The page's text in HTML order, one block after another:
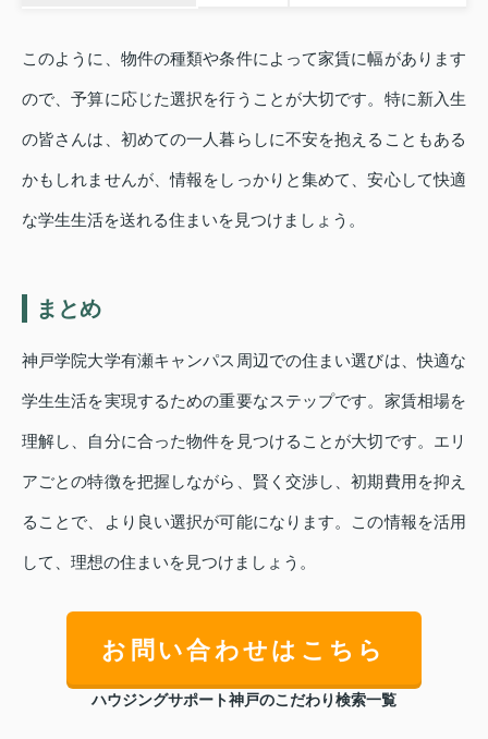
このように、物件の種類や条件によって家賃に幅があります
ので、予算に応じた選択を行うことが大切です。特に新入生
の皆さんは、初めての一人暮らしに不安を抱えることもある
かもしれませんが、情報をしっかりと集めて、安心して快適
な学生生活を送れる住まいを見つけましょう。
まとめ
神戸学院大学有瀬キャンパス周辺での住まい選びは、快適な
学生生活を実現するための重要なステップです。家賃相場を
理解し、自分に合った物件を見つけることが大切です。エリ
アごとの特徴を把握しながら、賢く交渉し、初期費用を抑え
ることで、より良い選択が可能になります。この情報を活用
して、理想の住まいを見つけましょう。
お問い合わせはこちら
ハウジングサポート神戸のこだわり検索一覧